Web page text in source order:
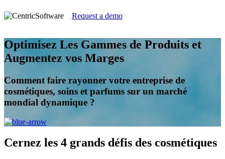
Request a demo
Optimisez Les Gammes de Produits et
Augmentez vos Marges
Comment faire rayonner votre entreprise de
cosmétiques, soins et parfums sur un marché
mondial dynamique ?
Cernez les 4 grands défis des cosmétiques